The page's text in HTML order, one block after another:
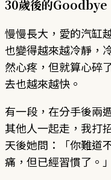
30歲後的Goodbye
慢慢長大，愛的汽缸
也變得越來越冷靜，
然心疼，但就算心碎
去也越來越快。
有一段，在分手後兩
其他人一起走，我打
天後她問：「你難道
痛，但已經習慣了。